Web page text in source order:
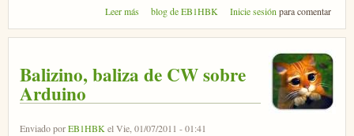
Leer más sobre FUL, cargador de baterias con solo 5
blog de EB1HBK Inicie sesión para comentar
Balizino, baliza de CW sobre
Arduino
Enviado porEB1HBKel Vie, 01/07/2011 - 01:41